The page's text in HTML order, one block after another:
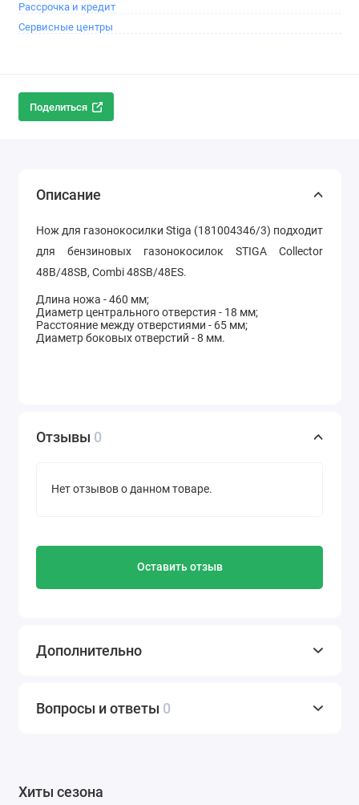
Рассрочка и кредит
Сервисные центры
Поделиться
Описание
Нож для газонокосилки Stiga (181004346/3) подходит
для бензиновых газонокосилок STIGA Collector
48B/48SB, Combi 48SB/48ES.
Длина ножа - 460 мм;
Диаметр центрального отверстия - 18 мм;
Расстояние между отверстиями - 65 мм;
Диаметр боковых отверстий - 8 мм.
Отзывы 0
Нет отзывов о данном товаре.
Оставить отзыв
Вопросы и ответы 0
Дополнительно
Хиты сезона